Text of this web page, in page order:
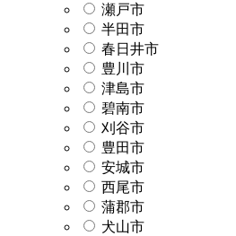
瀬戸市
半田市
春日井市
豊川市
津島市
碧南市
刈谷市
豊田市
安城市
西尾市
蒲郡市
犬山市